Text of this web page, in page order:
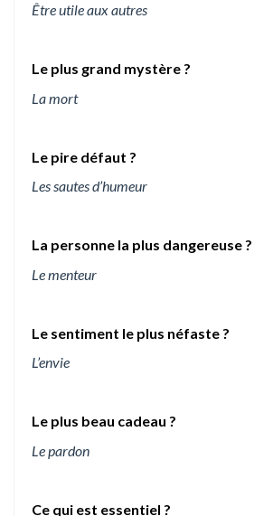
Être utile aux autres
Le plus grand mystère ?
La mort
Le pire défaut ?
Les sautes d’humeur
La personne la plus dangereuse ?
Le menteur
Le sentiment le plus néfaste ?
L’envie
Le plus beau cadeau ?
Le pardon
Ce qui est essentiel ?